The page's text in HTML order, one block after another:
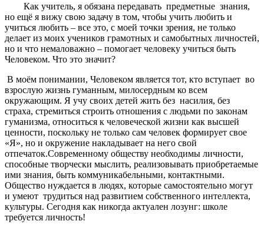
Как учитель, я обязана передавать предметные знания,
но ещё я вижу свою задачу в том, чтобы учить любить и
учиться любить – все это, с моей точки зрения, не только
делает из моих учеников грамотных и самобытных личностей,
но и что немаловажно – помогает человеку учиться быть
Человеком. Что это значит?
В моём понимании, Человеком является тот, кто вступает во
взрослую жизнь гуманным, милосердным ко всем
окружающим. Я учу своих детей жить без насилия, без
страха, стремиться строить отношения с людьми по законам
гуманизма, относиться к человеческой жизни как высшей
ценности, поскольку не только сам человек формирует свое
«Я», но и окружение накладывает на него свой
отпечаток.Современному обществу необходимы личности,
способные творчески мыслить, реализовывать приобретаемые
ими знания, быть коммуникабельными, контактными.
Общество нуждается в людях, которые самостоятельно могут
и умеют трудиться над развитием собственного интеллекта,
культуры. Сегодня как никогда актуален лозунг: школе
требуется личность!